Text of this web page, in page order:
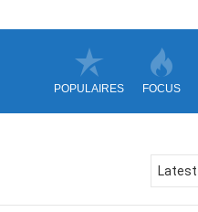
POPULAIRES FOCUS